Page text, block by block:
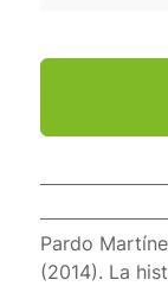
Pardo
(2014). La